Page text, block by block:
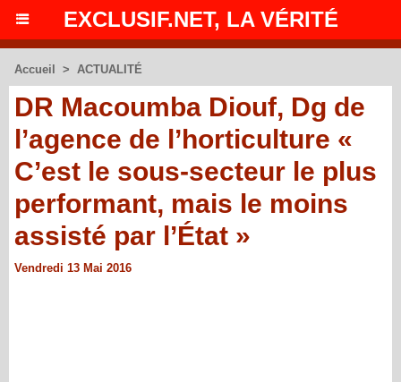
EXCLUSIF.NET, LA VÉRITÉ
Accueil > ACTUALITÉ
DR Macoumba Diouf, Dg de
l’agence de l’horticulture «
C’est le sous-secteur le plus
performant, mais le moins
assisté par l’État »
Vendredi 13 Mai 2016